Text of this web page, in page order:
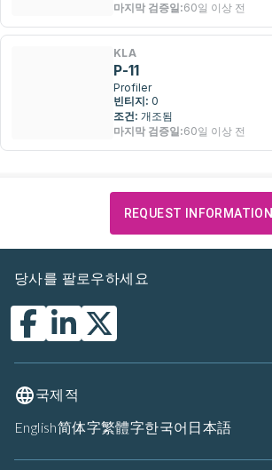
마지막 검증일:60일 이상 전
KLA
P-11
Profiler
빈티지: 0
조건: 개조됨
마지막 검증일:60일 이상 전
REQUEST INFORMATION
당사를 팔로우하세요
국제적
English简体字繁體字한국어 日本語